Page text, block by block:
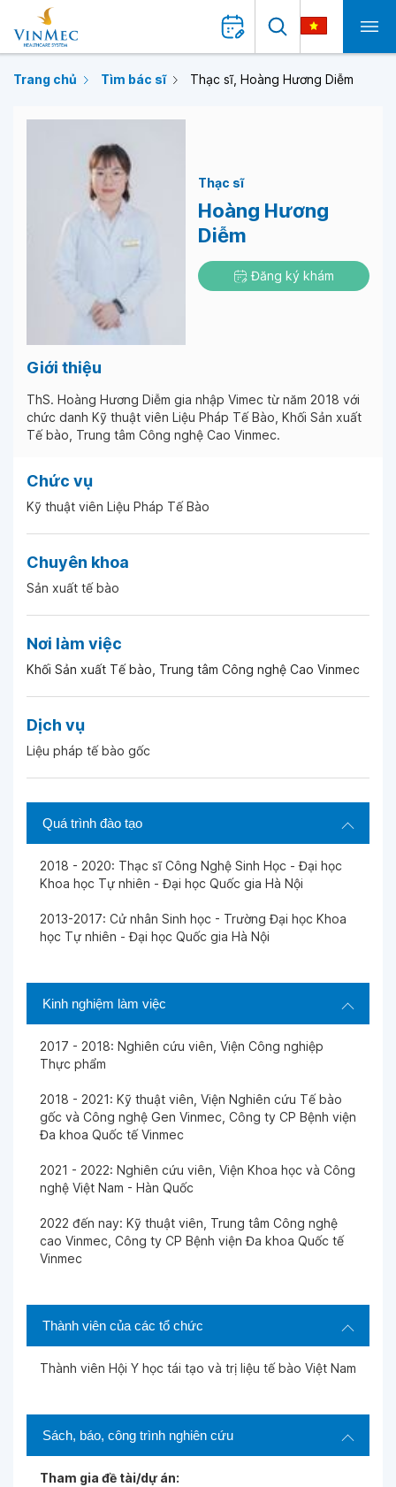
Trang chủ Tìm bác sĩ Thạc sĩ, Hoàng Hương Diễm
Thạc sĩ
Hoàng Hương
Diễm
Đăng ký khám
Giới thiệu
ThS. Hoàng Hương Diễm gia nhập Vimec từ năm 2018 với
chức danh Kỹ thuật viên Liệu Pháp Tế Bào, Khối Sản xuất
Tế bào, Trung tâm Công nghệ Cao Vinmec.
Chức vụ
Kỹ thuật viên Liệu Pháp Tế Bào
Chuyên khoa
Sản xuất tế bào
Nơi làm việc
Khối Sản xuất Tế bào, Trung tâm Công nghệ Cao Vinmec
Dịch vụ
Liệu pháp tế bào gốc
Quá trình đào tạo
2018 - 2020: Thạc sĩ Công Nghệ Sinh Học - Đại học
Khoa học Tự nhiên - Đại học Quốc gia Hà Nội
2013-2017: Cử nhân Sinh học - Trường Đại học Khoa
học Tự nhiên - Đại học Quốc gia Hà Nội
Kinh nghiệm làm việc
2017 - 2018: Nghiên cứu viên, Viện Công nghiệp
Thực phẩm
2018 - 2021: Kỹ thuật viên, Viện Nghiên cứu Tế bào
gốc và Công nghệ Gen Vinmec, Công ty CP Bệnh viện
Đa khoa Quốc tế Vinmec
2021 - 2022: Nghiên cứu viên, Viện Khoa học và Công
nghệ Việt Nam - Hàn Quốc
2022 đến nay: Kỹ thuật viên, Trung tâm Công nghệ
cao Vinmec, Công ty CP Bệnh viện Đa khoa Quốc tế
Vinmec
Thành viên của các tổ chức
Thành viên Hội Y học tái tạo và trị liệu tế bào Việt Nam
Sách, báo, công trình nghiên cứu
Tham gia đề tài/dự án: